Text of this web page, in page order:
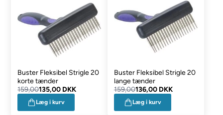
Buster Fleksibel Strigle 20
korte tænder
159,00135,00 DKK
Læg i kurv
Buster Fleksibel Strigle 20
lange tænder
159,00136,00 DKK
Læg i kurv